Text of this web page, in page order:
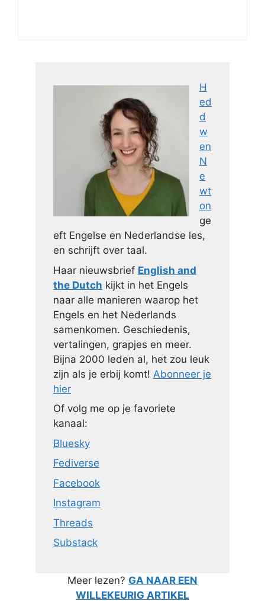
H
ed
d
w
en
N
e
wt
on
ge
eft Engelse en Nederlandse les,
en schrijft over taal.
Haar nieuwsbrief English and
the Dutch kijkt in het Engels
naar alle manieren waarop het
Engels en het Nederlands
samenkomen. Geschiedenis,
vertalingen, grapjes en meer.
Bijna 2000 leden al, het zou leuk
zijn als je erbij komt! Abonneer je
hier
Of volg me op je favoriete
kanaal:
Bluesky
Fediverse
Facebook
Instagram
Threads
Substack
Meer lezen? GA NAAR EEN
WILLEKEURIG ARTIKEL